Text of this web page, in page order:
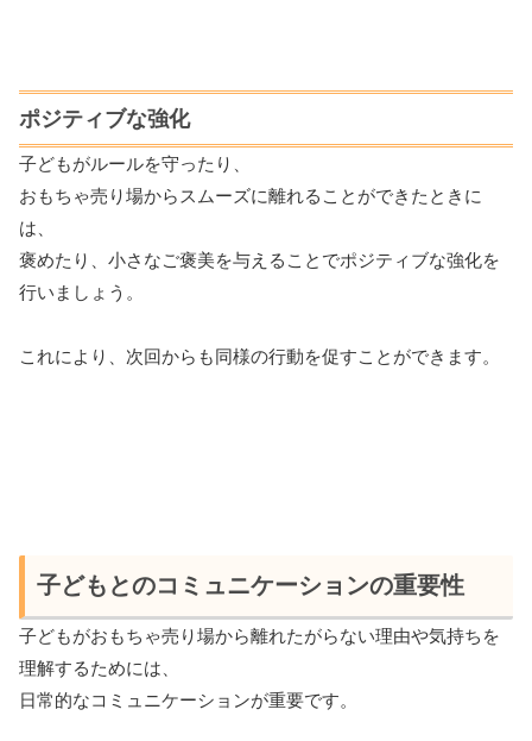
ポジティブな強化
子どもがルールを守ったり、
おもちゃ売り場からスムーズに離れることができたときに
は、
褒めたり、小さなご褒美を与えることでポジティブな強化を
行いましょう。
これにより、次回からも同様の行動を促すことができます。
子どもとのコミュニケーションの重要性
子どもがおもちゃ売り場から離れたがらない理由や気持ちを
理解するためには、
日常的なコミュニケーションが重要です。